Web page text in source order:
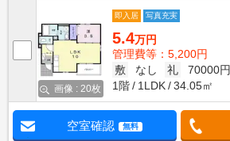
画像 : 20枚
即入居 写真充実
5.4万円
管理費等：5,200円
敷
なし 礼
70000円
1階
1LDK 34.05㎡
空室確認 無料